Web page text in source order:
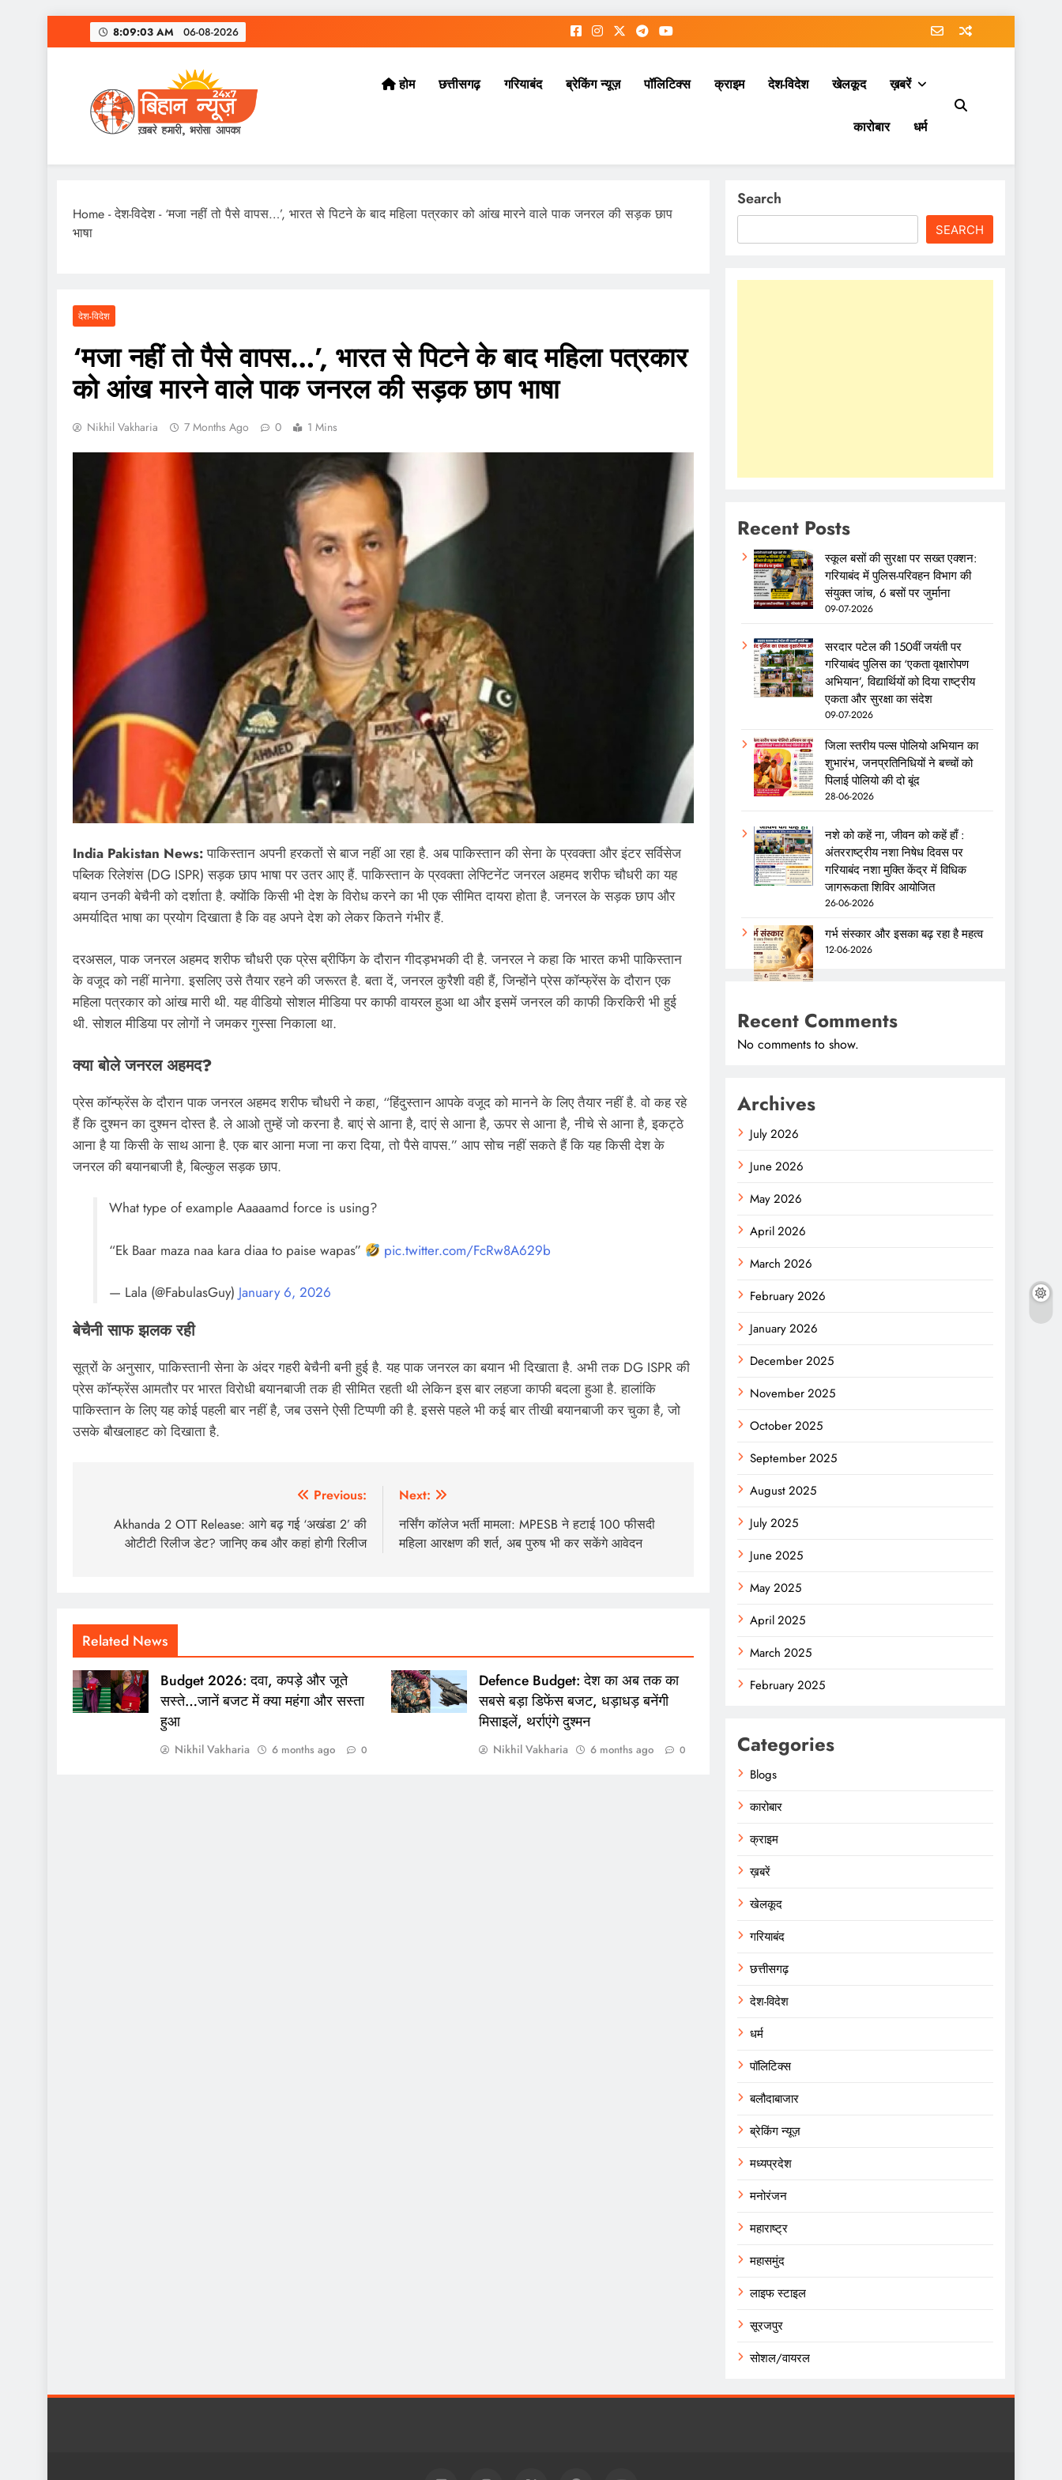
to
8:09:03 AM 06-08-2026
होम छत्तीसगढ़ गरियाबंद ब्रेकिंग न्यूज़ पॉलिटिक्स क्राइम देश-विदेश खेलकूद ख़बरें
कारोबार धर्म
Home -देश-विदेश- ‘मजा नहीं तो पैसे वापस…’, भारत से पिटने के बाद महिला पत्रकार को आंख मारने वाले पाक जनरल की सड़क छाप
भाषा
देश-विदेश
‘मजा नहीं तो पैसे वापस…’, भारत से पिटने के बाद महिला पत्रकार
को आंख मारने वाले पाक जनरल की सड़क छाप भाषा
Nikhil Vakharia 7 Months Ago 0 1 Mins
India Pakistan News:पाकिस्तान अपनी हरकतों से बाज नहीं आ रहा है. अब पाकिस्तान की सेना के प्रवक्ता और इंटर सर्विसेज
पब्लिक रिलेशंस (DG ISPR) सड़क छाप भाषा पर उतर आए हैं. पाकिस्तान के प्रवक्ता लेफ्टिनेंट जनरल अहमद शरीफ चौधरी का यह
बयान उनकी बेचैनी को दर्शाता है. क्योंकि किसी भी देश के विरोध करने का भी एक सीमित दायरा होता है. जनरल के सड़क छाप और
अमर्यादित भाषा का प्रयोग दिखाता है कि वह अपने देश को लेकर कितने गंभीर हैं.
दरअसल, पाक जनरल अहमद शरीफ चौधरी एक प्रेस ब्रीफिंग के दौरान गीदड़भभकी दी है. जनरल ने कहा कि भारत कभी पाकिस्तान
के वजूद को नहीं मानेगा. इसलिए उसे तैयार रहने की जरूरत है. बता दें, जनरल कुरैशी वही हैं, जिन्होंने प्रेस कॉन्फ्रेंस के दौरान एक
महिला पत्रकार को आंख मारी थी. यह वीडियो सोशल मीडिया पर काफी वायरल हुआ था और इसमें जनरल की काफी किरकिरी भी हुई
थी. सोशल मीडिया पर लोगों ने जमकर गुस्सा निकाला था.
क्या बोले जनरल अहमद?
प्रेस कॉन्फ्रेंस के दौरान पाक जनरल अहमद शरीफ चौधरी ने कहा, “हिंदुस्तान आपके वजूद को मानने के लिए तैयार नहीं है. वो कह रहे
हैं कि दुश्मन का दुश्मन दोस्त है. ले आओ तुम्हें जो करना है. बाएं से आना है, दाएं से आना है, ऊपर से आना है, नीचे से आना है, इकट्ठे
आना है या किसी के साथ आना है. एक बार आना मजा ना करा दिया, तो पैसे वापस.” आप सोच नहीं सकते हैं कि यह किसी देश के
जनरल की बयानबाजी है, बिल्कुल सड़क छाप.
What type of example Aaaaamd force is using?
“Ek Baar maza naa kara diaa to paise wapas” pic.twitter.com/FcRw8A629b
— Lala (@FabulasGuy) January 6, 2026
बेचैनी साफ झलक रही
सूत्रों के अनुसार, पाकिस्तानी सेना के अंदर गहरी बेचैनी बनी हुई है. यह पाक जनरल का बयान भी दिखाता है. अभी तक DG ISPR की
प्रेस कॉन्फ्रेंस आमतौर पर भारत विरोधी बयानबाजी तक ही सीमित रहती थी लेकिन इस बार लहजा काफी बदला हुआ है. हालांकि
पाकिस्तान के लिए यह कोई पहली बार नहीं है, जब उसने ऐसी टिप्पणी की है. इससे पहले भी कई बार तीखी बयानबाजी कर चुका है, जो
उसके बौखलाहट को दिखाता है.
navigation
Previous:
Akhanda 2 OTT Release: आगे बढ़ गई ‘अखंडा 2’ की
ओटीटी रिलीज डेट? जानिए कब और कहां होगी रिलीज
Next:
नर्सिंग कॉलेज भर्ती मामला: MPESB ने हटाई 100 फीसदी
महिला आरक्षण की शर्त, अब पुरुष भी कर सकेंगे आवेदन
Related News
Budget 2026: दवा, कपड़े और जूते
सस्ते…जानें बजट में क्या महंगा और सस्ता
हुआ
Nikhil Vakharia 6 months ago 0
Defence Budget: देश का अब तक का
सबसे बड़ा डिफेंस बजट, धड़ाधड़ बनेंगी
मिसाइलें, थर्राएंगे दुश्मन
Nikhil Vakharia 6 months ago 0
Search
SEARCH
Recent Posts
स्कूल बसों की सुरक्षा पर सख्त एक्शन:
गरियाबंद में पुलिस-परिवहन विभाग की
संयुक्त जांच, 6 बसों पर जुर्माना
09-07-2026
सरदार पटेल की 150वीं जयंती पर
गरियाबंद पुलिस का ‘एकता वृक्षारोपण
अभियान’, विद्यार्थियों को दिया राष्ट्रीय
एकता और सुरक्षा का संदेश
09-07-2026
जिला स्तरीय पल्स पोलियो अभियान का
शुभारंभ, जनप्रतिनिधियों ने बच्चों को
पिलाई पोलियो की दो बूंद
28-06-2026
नशे को कहें ना, जीवन को कहें हाँ :
अंतरराष्ट्रीय नशा निषेध दिवस पर
गरियाबंद नशा मुक्ति केंद्र में विधिक
जागरूकता शिविर आयोजित
26-06-2026
गर्भ संस्कार और इसका बढ़ रहा है महत्व
12-06-2026
Recent Comments
No comments to show.
Archives
July 2026
June 2026
May 2026
April 2026
March 2026
February 2026
January 2026
December 2025
November 2025
October 2025
September 2025
August 2025
July 2025
June 2025
May 2025
April 2025
March 2025
February 2025
Categories
Blogs
कारोबार
क्राइम
ख़बरें
खेलकूद
गरियाबंद
छत्तीसगढ़
देश-विदेश
धर्म
पॉलिटिक्स
बलौदाबाजार
ब्रेकिंग न्यूज़
मध्यप्रदेश
मनोरंजन
महाराष्ट्र
महासमुंद
लाइफ स्टाइल
सूरजपुर
सोशल/वायरल